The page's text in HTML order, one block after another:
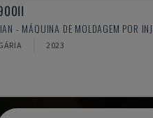
- MÁQUINA DE MOLDAGEM POR
2023